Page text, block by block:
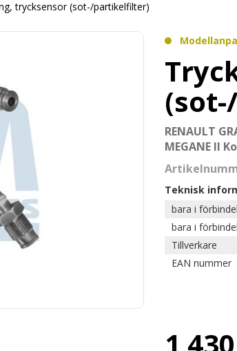
trycksensor (sot-/partikelfilter)
RENAULT
MEGANE II
Teknisk
bara i
bara i
Tillverkare
EAN nummer